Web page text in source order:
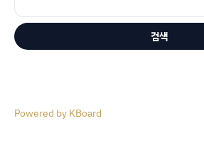
검색
Powered by KBoard